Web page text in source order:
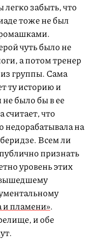
забыть, что
тоже не был
чуть было не
а потом тренер
группы. Сама
ту историю и
не было бы в ее
что
недорабатывала на
Всем ли
признать
уровень этих
вышедшему
и пламени».
и обе